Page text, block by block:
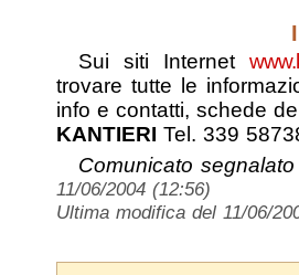
Sui siti Internet
trovare tutte le
info e contatti, schede
KANTIERI Tel. 339
Comunicato
11/06/2004 (12:56)
Ultima modifica del 11/06/